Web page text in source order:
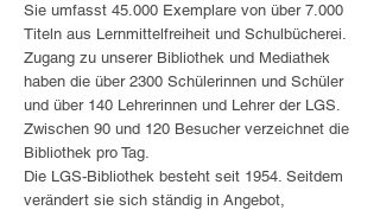
Sie umfasst 45.000 Exemplare von über 7.000
Titeln aus Lernmittelfreiheit und Schulbücherei.
Zugang zu unserer Bibliothek und Mediathek
haben die über 2300 Schülerinnen und Schüler
und über 140 Lehrerinnen und Lehrer der LGS.
Zwischen 90 und 120 Besucher verzeichnet die
Bibliothek pro Tag.
Die LGS-Bibliothek besteht seit 1954. Seitdem
verändert sie sich ständig in Angebot,